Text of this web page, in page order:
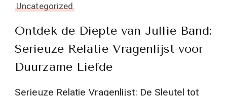
Uncategorized
Ontdek de Diepte van Jullie Band:
Serieuze Relatie Vragenlijst voor
Duurzame Liefde
Serieuze Relatie Vragenlijst: De Sleutel tot